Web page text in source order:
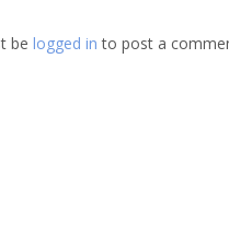
be logged in to post a